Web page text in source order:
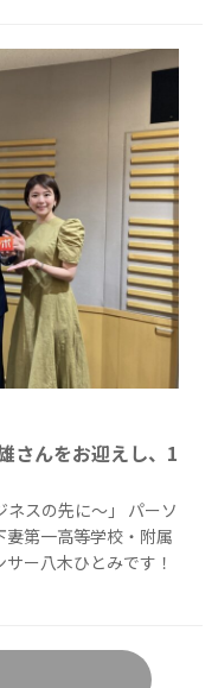
さんをお迎えし、1
スの先に〜」 パーソ
第一高等学校・附属
ー八木ひとみです！